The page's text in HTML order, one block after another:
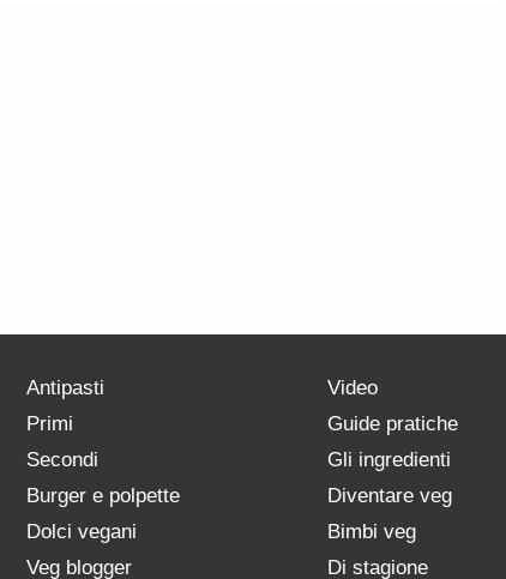
Antipasti
Primi
Secondi
Burger e polpette
Dolci vegani
Veg blogger
Video
Guide pratiche
Gli ingredienti
Diventare veg
Bimbi veg
Di stagione